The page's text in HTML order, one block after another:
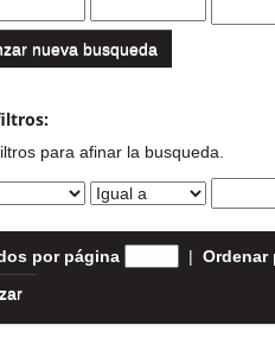
nueva busqueda
para afinar la busqueda.
por página | Ordenar